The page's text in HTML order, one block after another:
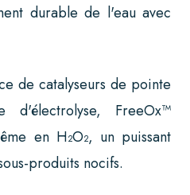
durable de l'eau avec
de catalyseurs de pointe
FreeOx™
en H₂O₂, un puissant
produits nocifs.